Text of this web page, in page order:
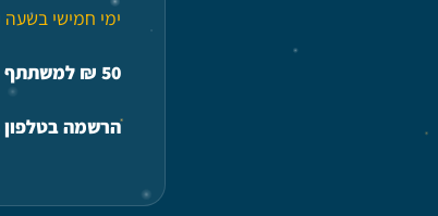
ימי חמישי בשעה 18:30 (6.8,13.8,20.8,27.8)
50
₪ למשתתף
הרשמה בטלפון 052-3565628 מאיה גרוסמן